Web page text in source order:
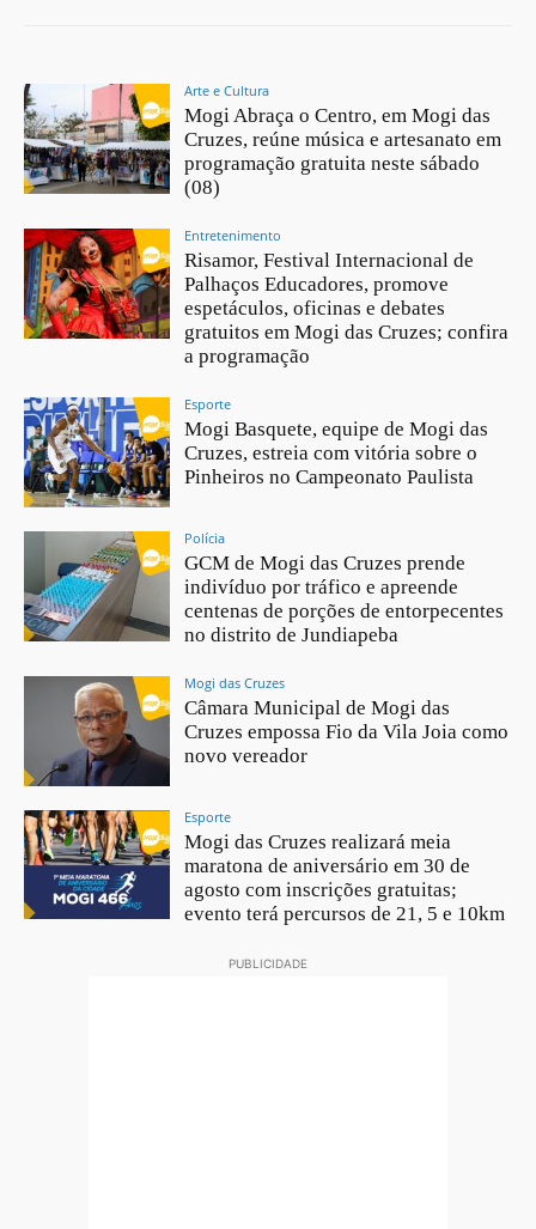
Arte e Cultura
Mogi Abraça o Centro, em Mogi das
Cruzes, reúne música e artesanato em
programação gratuita neste sábado
(08)
Entretenimento
Risamor, Festival Internacional de
Palhaços Educadores, promove
espetáculos, oficinas e debates
gratuitos em Mogi das Cruzes; confira
a programação
Esporte
Mogi Basquete, equipe de Mogi das
Cruzes, estreia com vitória sobre o
Pinheiros no Campeonato Paulista
Polícia
GCM de Mogi das Cruzes prende
indivíduo por tráfico e apreende
centenas de porções de entorpecentes
no distrito de Jundiapeba
Mogi das Cruzes
Câmara Municipal de Mogi das
Cruzes empossa Fio da Vila Joia como
novo vereador
Esporte
Mogi das Cruzes realizará meia
maratona de aniversário em 30 de
agosto com inscrições gratuitas;
evento terá percursos de 21, 5 e 10km
PUBLICIDADE